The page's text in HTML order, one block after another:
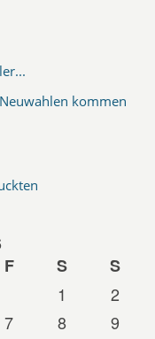
kommen
F S
S
1
2
7 8
9